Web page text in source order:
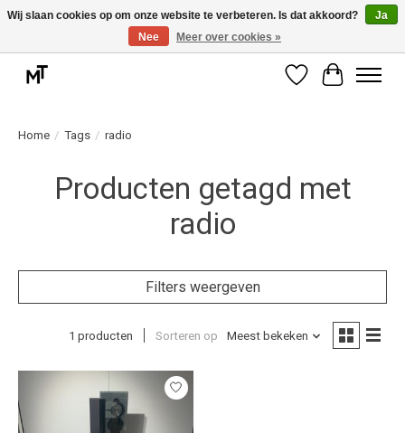
Deskundige installatie of montage nodig? Vraag ons naar de mogelijkheden.
Verlanglijst
Home / Tags / radio
Producten getagd met
radio
Filters weergeven
1 producten Sorteren op Meest bekeken
Wij slaan cookies op om onze website te verbeteren. Is dat akkoord?
Ja
Nee
Meer over cookies »